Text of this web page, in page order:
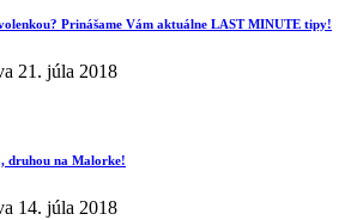
Prinášame Vám aktuálne LAST MINUTE tipy!
21. júla 2018
druhou na Malorke!
14. júla 2018